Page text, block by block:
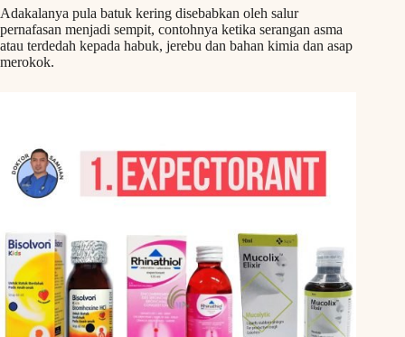
Adakalanya pula batuk kering disebabkan oleh salur
pernafasan menjadi sempit, contohnya ketika serangan asma
atau terdedah kepada habuk, jerebu dan bahan kimia dan asap
merokok.